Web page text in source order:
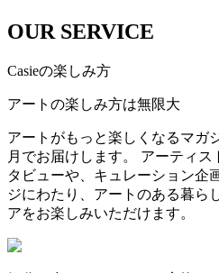
OUR SERVICE
Casieの楽しみ方
アートの楽しみ方は無限大
アートがもっと楽しくなるマガ
月でお届けします。 アーティ
タビューや、キュレーション企
ジにわたり、アートのある暮ら
アをお楽しみいただけます。